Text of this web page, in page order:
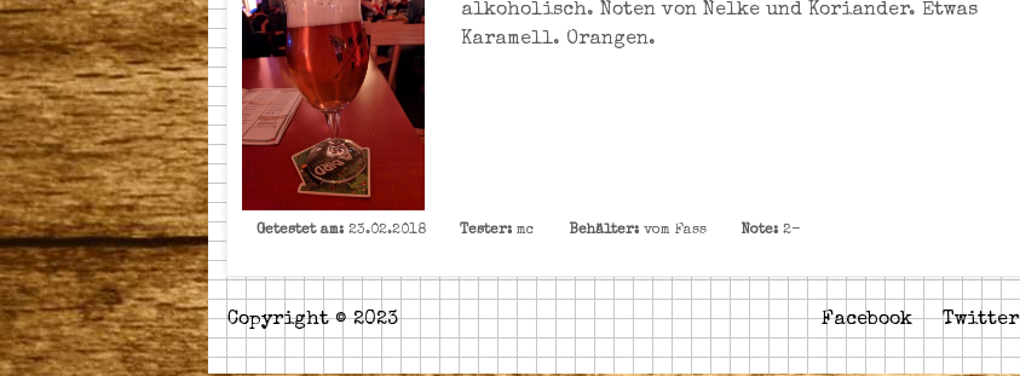
alkoholisch. Noten von Nelke und Koriander. Etwas
Karamell. Orangen.
Getestet am: 23.02.2018 Tester: mc Behälter: vom Fass Note: 2-
Copyright © 2023 Facebook Twitter